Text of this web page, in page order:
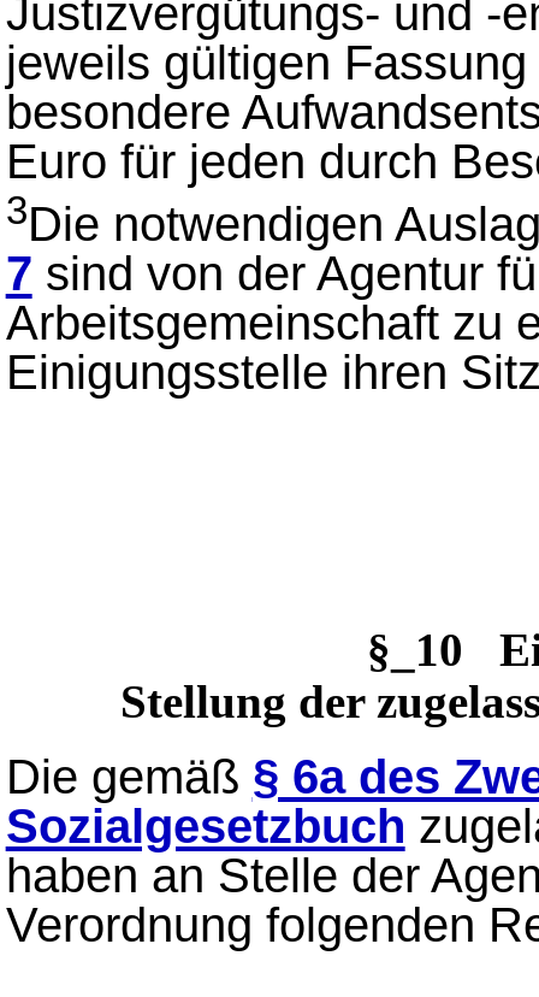
Justizvergütungs- und -
jeweils gültigen
besondere
Euro für jeden durch
3Die notwendigen
7 sind von der Agentur
Arbeitsgemeinschaft zu
Einigungsstelle ihren
§_10
Stellung der
Die gemäß § 6a des
Sozialgesetzbuch
haben an Stelle der
Verordnung folgenden